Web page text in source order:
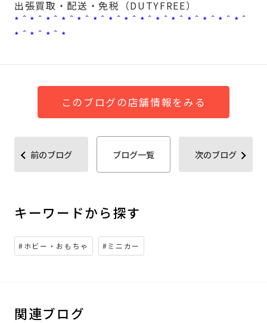
出張買取・配送・免税（DUTYFREE）
*＾*＾*＾*＾*＾*＾*＾*＾*＾*＾*＾*＾*＾*＾*＾
*＾*＾*＾*
このブログの店舗情報をみる
前のブログ ブログ一覧 次のブログ
キーワードから探す
#ホビー・おもちゃ #ミニカー
関連ブログ